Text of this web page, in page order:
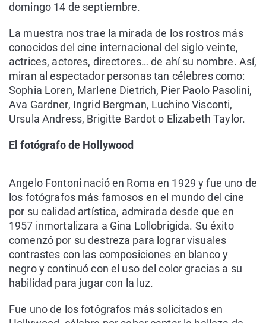
domingo 14 de septiembre.
La muestra nos trae la mirada de los rostros más
conocidos del cine internacional del siglo veinte,
actrices, actores, directores… de ahí su nombre. Así,
miran al espectador personas tan célebres como:
Sophia Loren, Marlene Dietrich, Pier Paolo Pasolini,
Ava Gardner, Ingrid Bergman, Luchino Visconti,
Ursula Andress, Brigitte Bardot o Elizabeth Taylor.
El fotógrafo de Hollywood
Angelo Fontoni nació en Roma en 1929 y fue uno de
los fotógrafos más famosos en el mundo del cine
por su calidad artística, admirada desde que en
1957 inmortalizara a Gina Lollobrigida. Su éxito
comenzó por su destreza para lograr visuales
contrastes con las composiciones en blanco y
negro y continuó con el uso del color gracias a su
habilidad para jugar con la luz.
Fue uno de los fotógrafos más solicitados en